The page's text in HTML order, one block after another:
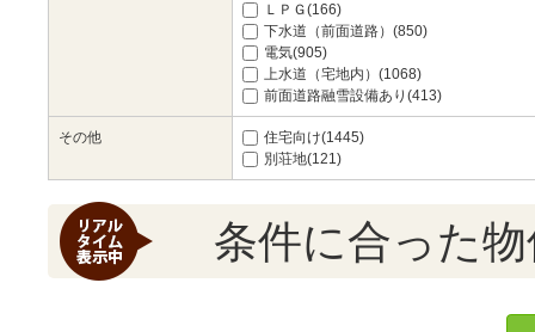
ＬＰＧ(166)
下水道（前面道路）(850)
電気(905)
上水道（宅地内）(1068)
前面道路融雪設備あり(413)
その他
住宅向け(1445)
別荘地(121)
条件に合った